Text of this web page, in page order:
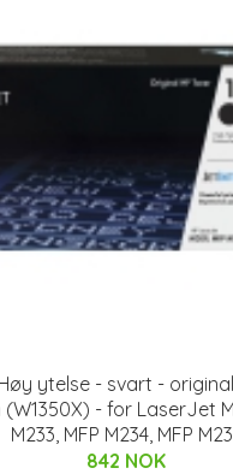
Høy ytelse - svart -
- for LaserJet
M233, MFP M234, MFP
842 NOK